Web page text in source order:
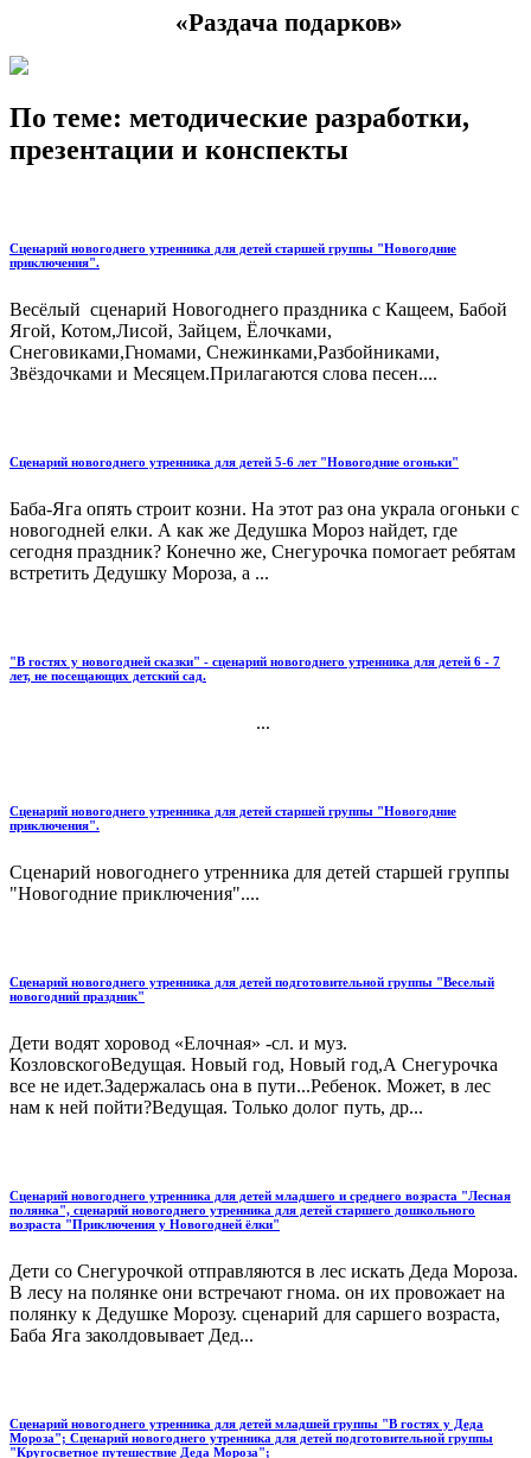
«Раздача подарков»
По теме: методические разработки,
презентации и конспекты
Сценарий новогоднего утренника для детей старшей группы "Новогодние
приключения".
Весёлый сценарий Новогоднего праздника с Кащеем, Бабой
Ягой, Котом,Лисой, Зайцем, Ёлочками,
Снеговиками,Гномами, Снежинками,Разбойниками,
Звёздочками и Месяцем.Прилагаются слова песен....
Сценарий новогоднего утренника для детей 5-6 лет "Новогодние огоньки"
Баба-Яга опять строит козни. На этот раз она украла огоньки с
новогодней елки. А как же Дедушка Мороз найдет, где
сегодня праздник? Конечно же, Снегурочка помогает ребятам
встретить Дедушку Мороза, а ...
"В гостях у новогодней сказки" - сценарий новогоднего утренника для детей 6 - 7
лет, не посещающих детский сад.
...
Сценарий новогоднего утренника для детей старшей группы "Новогодние
приключения".
Сценарий новогоднего утренника для детей старшей группы
"Новогодние приключения"....
Сценарий новогоднего утренника для детей подготовительной группы "Веселый
новогодний праздник"
Дети водят хоровод «Елочная» -сл. и муз.
КозловскогоВедущая. Новый год, Новый год,А Снегурочка
все не идет.Задержалась она в пути...Ребенок. Может, в лес
нам к ней пойти?Ведущая. Только долог путь, др...
Сценарий новогоднего утренника для детей младшего и среднего возраста "Лесная
полянка", сценарий новогоднего утренника для детей старшего дошкольного
возраста "Приключения у Новогодней ёлки"
Дети со Снегурочкой отправляются в лес искать Деда Мороза.
В лесу на полянке они встречают гнома. он их провожает на
полянку к Дедушке Морозу. сценарий для саршего возраста,
Баба Яга заколдовывает Дед...
Сценарий новогоднего утренника для детей младшей группы "В гостях у Деда
Мороза"; Сценарий новогоднего утренника для детей подготовительной группы
"Кругосветное путешествие Деда Мороза";